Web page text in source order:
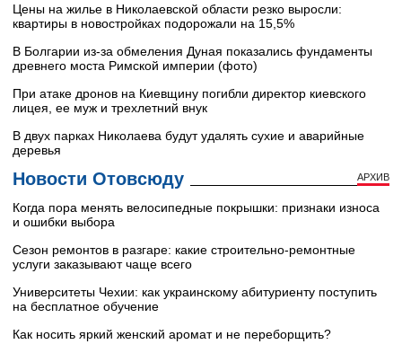
Цены на жилье в Николаевской области резко выросли:
квартиры в новостройках подорожали на 15,5%
В Болгарии из-за обмеления Дуная показались фундаменты
древнего моста Римской империи (фото)
При атаке дронов на Киевщину погибли директор киевского
лицея, ее муж и трехлетний внук
В двух парках Николаева будут удалять сухие и аварийные
деревья
Новости Отовсюду АРХИВ
Когда пора менять велосипедные покрышки: признаки износа
и ошибки выбора
Сезон ремонтов в разгаре: какие строительно-ремонтные
услуги заказывают чаще всего
Университеты Чехии: как украинскому абитуриенту поступить
на бесплатное обучение
Как носить яркий женский аромат и не переборщить?